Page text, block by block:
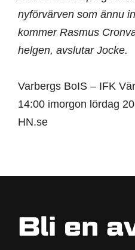
nyförvärven som ännu
kommer Rasmus
helgen, avslutar Jocke.
Varbergs BoIS – IFK
14:00 imorgon lördag
HN.se
Bli en